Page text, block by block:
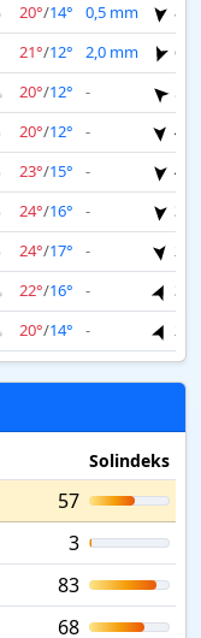
20°/14° 0,5 mm
8
21°/12° 2,0 mm
6
20°/12° -
5
20°/12° -
4
23°/15° -
4
24°/16° -
3
24°/17° -
2
22°/16° -
3
20°/14° - 2
Solindeks
57
3
83
68